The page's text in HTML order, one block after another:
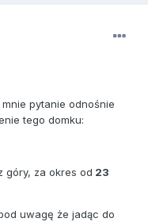
pytanie odnośnie
tego domku:
góry, za okres od 23
uwagę że jadąc do